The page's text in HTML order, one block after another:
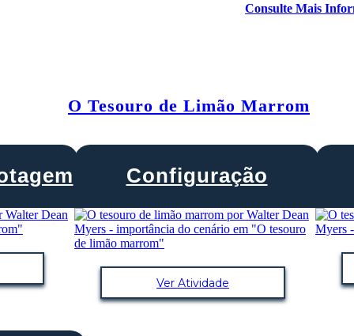
Consulte Mais
O Tesouro de Limão Marrom
Configuração
Ver Atividade